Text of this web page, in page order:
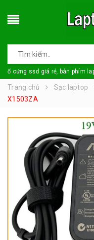
ổ cứng ssd giá rẻ, bàn phím
Trang chủ Sạc laptop
X1503ZA